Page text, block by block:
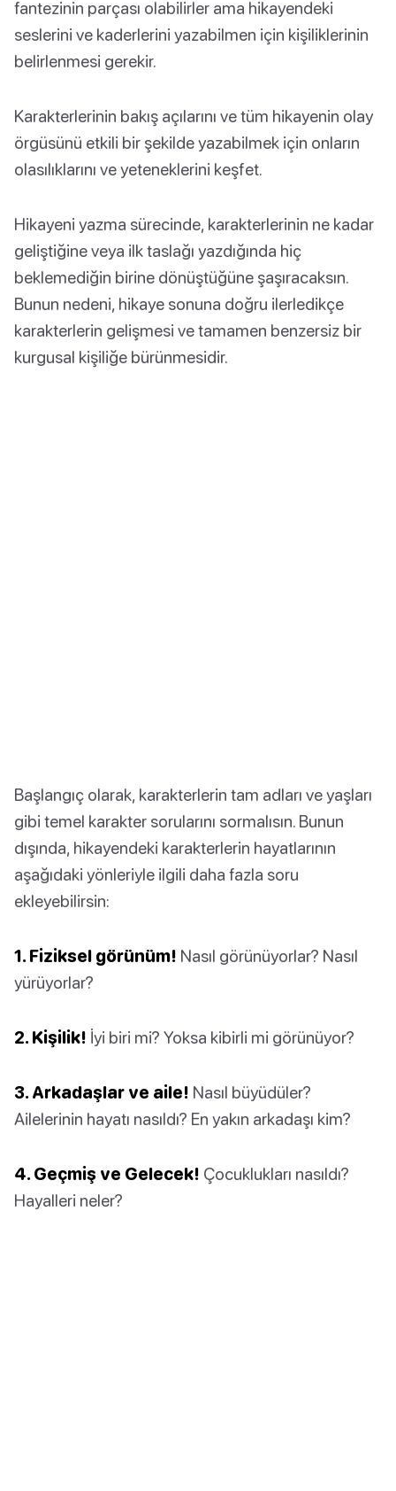
fantezinin parçası olabilirler ama hikayendeki
seslerini ve kaderlerini yazabilmen için kişiliklerinin
belirlenmesi gerekir.
Karakterlerinin bakış açılarını ve tüm hikayenin olay
örgüsünü etkili bir şekilde yazabilmek için onların
olasılıklarını ve yeteneklerini keşfet.
Hikayeni yazma sürecinde, karakterlerinin ne kadar
geliştiğine veya ilk taslağı yazdığında hiç
beklemediğin birine dönüştüğüne şaşıracaksın.
Bunun nedeni, hikaye sonuna doğru ilerledikçe
karakterlerin gelişmesi ve tamamen benzersiz bir
kurgusal kişiliğe bürünmesidir.
Başlangıç olarak, karakterlerin tam adları ve yaşları
gibi temel karakter sorularını sormalısın. Bunun
dışında, hikayendeki karakterlerin hayatlarının
aşağıdaki yönleriyle ilgili daha fazla soru
ekleyebilirsin:
1. Fiziksel görünüm! Nasıl görünüyorlar? Nasıl
yürüyorlar?
2. Kişilik! İyi biri mi? Yoksa kibirli mi görünüyor?
3. Arkadaşlar ve aile! Nasıl büyüdüler?
Ailelerinin hayatı nasıldı? En yakın arkadaşı kim?
4. Geçmiş ve Gelecek! Çocuklukları nasıldı?
Hayalleri neler?